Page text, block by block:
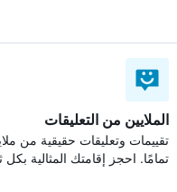
الملايين من التعليقات
تقييمات وتعليقات حقيقية من
تمامًا. احجز إقامتك المثالية بكل